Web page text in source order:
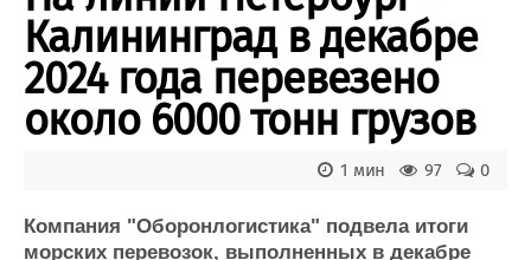
Пресс-релизы
Порты
Рыболовство
ВМФ
Яхты и катера
Еще
Пульс
Новости
Доска объявлений
Продажа флота
Калининград в декабре
2024 года перевезено
около 6000 тонн грузов
0
97
1 мин
Компания "Оборонлогистика" подвела итоги
морских перевозок, выполненных в декабре